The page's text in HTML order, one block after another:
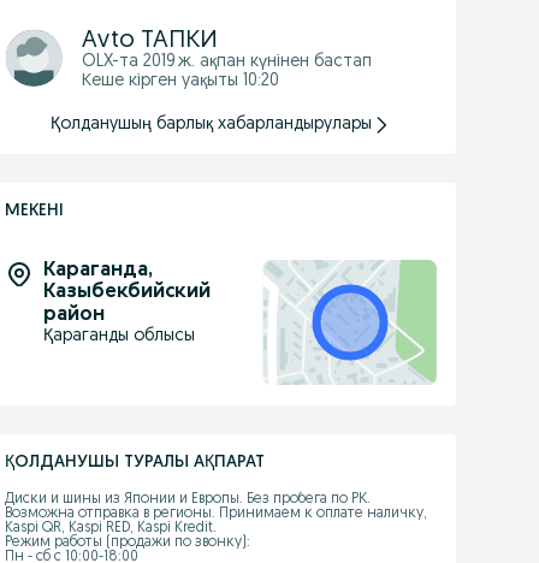
Аvto ТАПКИ
OLX-та 2019 ж. ақпан күнінен бастап
Кеше кірген уақыты 10:20
Қолданушың барлық хабарландырулары
МЕКЕНІ
Караганда,
Казыбекбийский
район
Қараганды облысы
ҚОЛДАНУШЫ ТУРАЛЫ АҚПАРАТ
Диски и шины из Японии и Европы. Без пробега по РК.
Возможна отправка в регионы. Принимаем к оплате наличку,
Kaspi QR, Kaspi RED, Kaspi Kredit.
Режим работы (продажи по звонку):
Пн - сб с 10:00-18:00